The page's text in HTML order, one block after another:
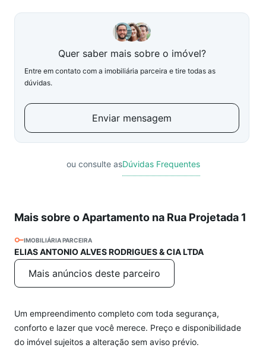
Quer saber mais sobre o imóvel?
Entre em contato com a imobiliária parceira e tire todas as
dúvidas.
Enviar mensagem
ou consulte asDúvidas Frequentes
Mais sobre o Apartamento na Rua Projetada 1
IMOBILIÁRIA PARCEIRA
ELIAS ANTONIO ALVES RODRIGUES & CIA LTDA
Mais anúncios deste parceiro
Um empreendimento completo com toda segurança,
conforto e lazer que você merece. Preço e disponibilidade
do imóvel sujeitos a alteração sem aviso prévio.